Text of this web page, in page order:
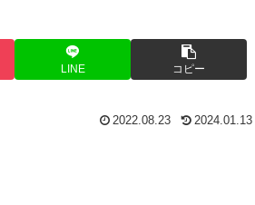
ウ
手
LINE コピー
2022.08.23 2024.01.13